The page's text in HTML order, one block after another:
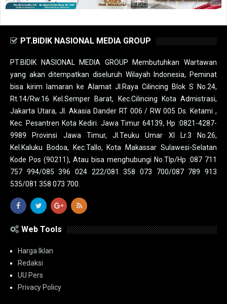
PT.BIDIK NASIONAL MEDIA GROUP
PT.BIDIK NASIONAL MEDIA GROUP Membutuhkan Wartawan
yang akan ditempatkan diseluruh Wilayah Indonesia, Peminat
bisa kirim lamaran ke Alamat Jl.Raya Cilincing Blok S No.24,
Rt.14/Rw.16 Kel.Semper Barat, Kec.Cilincing Kota Admistrasi,
Jakarta Utara, Jl. Akasia Dander RT 006 / RW 005 Ds. Ketami ,
Kec. Pesantren Kota Kediri. Jawa Timur 64139, Hp :0821-4287-
9989 Provinsi Jawa Timur, Jl.Teuku Umar XI Lr.3 No.26,
Kel.Kaluku Bodoa, Kec.Tallo, Kota Makassar Sulawesi-Selatan
Kode Pos (90211), Atau bisa menghubungi No.Tlp/Hp :087 711
757 994/085 396 024 222/081 358 073 700/087 789 913
535/081 358 073 700.
Web Tools
Harga Iklan
Redaksi
UU Pers
Privacy Policy